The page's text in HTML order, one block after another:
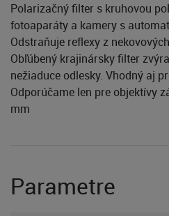
Polarizačný filter s kruhovou
fotoaparáty a kamery s
Odstraňuje reflexy z
Obľúbený krajinársky filter
nežiaduce odlesky. Vhodný aj
Odporúčame len pre objektívy
mm
Parametre